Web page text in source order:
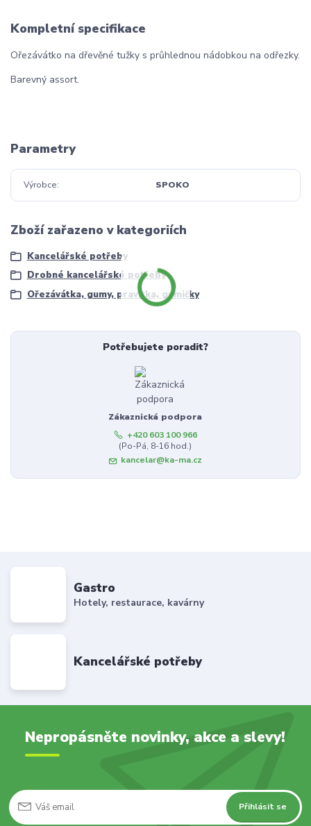
Kompletní specifikace
Ořezávátko na dřevěné tužky s průhlednou nádobkou na odřezky.
Barevný assort.
Parametry
Výrobce SPOKO
Zboží zařazeno v kategoriích
Kancelářské potřeby
Drobné kancelářské potřeby
Ořezávátka, gumy, pravítka, gumičky
Potřebujete poradit?
Zákaznická podpora
+420 603 100 966
(Po-Pá, 8-16 hod.)
kancelar@ka-ma.cz
Gastro
Hotely, restaurace, kavárny
Kancelářské potřeby
Nepropásněte novinky, akce a slevy!
Přihlásit se